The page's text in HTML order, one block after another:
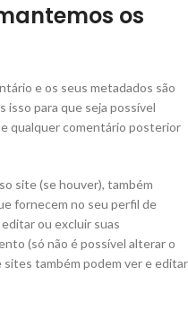
os
e os seus metadados são
isso para que seja possível
qualquer comentário posterior
site (se houver), também
fornecem no seu perfil de
ou excluir suas
(só não é possível alterar o
também podem ver e editar